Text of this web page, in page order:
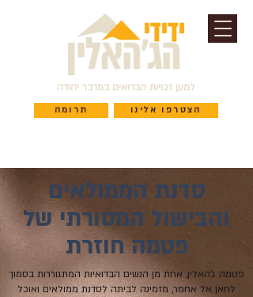
למען זכויות הבדואים במדבר יהודה
תרומה הצטרפו אלינו
סדנת הממולאים
והבישול המסורתי של
פטמה חוזרת
פטמה ג'האלין, אחת מן הנשים הבדואיות המתגוררות בסמוך
לחאן אל אחמר, מזמינה לביתה לסדנת ממולאים ואוכל